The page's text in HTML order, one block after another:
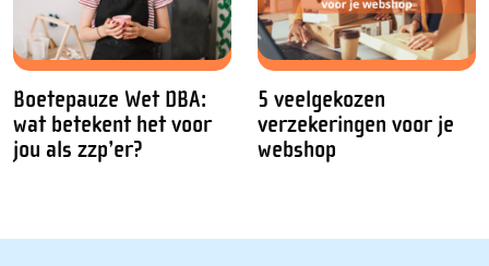
Boetepauze Wet DBA:
wat betekent het voor
jou als zzp’er?
5 veelgekozen
verzekeringen voor je
webshop